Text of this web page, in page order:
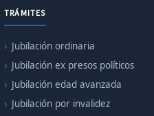
TRÁMITES
Jubilación ordinaria
Jubilación ex presos políticos
Jubilación edad avanzada
Jubilación por invalidez